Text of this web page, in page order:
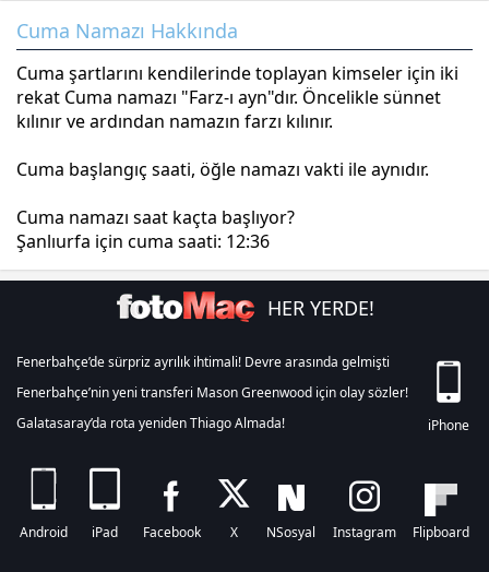
Cuma Namazı Hakkında
Cuma şartlarını kendilerinde toplayan kimseler için iki
rekat Cuma namazı "Farz-ı ayn"dır. Öncelikle sünnet
kılınır ve ardından namazın farzı kılınır.
Cuma başlangıç saati, öğle namazı vakti ile aynıdır.
Cuma namazı saat kaçta başlıyor?
Şanlıurfa için cuma saati: 12:36
HER YERDE!
Fenerbahçe’de sürpriz ayrılık ihtimali! Devre arasında gelmişti
Fenerbahçe’nin yeni transferi Mason Greenwood için olay sözler!
Galatasaray’da rota yeniden Thiago Almada!
iPhone
Android iPad Facebook X NSosyal Instagram Flipboard